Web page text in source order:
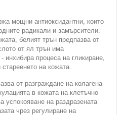
мощни антиоксидантни, които
радикали и замърсители.
белият трън предпазва от
от ял трън има
инхибира процеса на гликиране,
на кожата.
от разграждане на колагена
в кожата на клетъчно
успокояване на раздразената
чрез регулиране на